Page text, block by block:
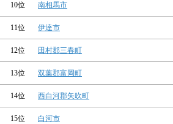
10位 南相馬市
11位 伊達市
12位 田村郡三春町
13位 双葉郡富岡町
14位 西白河郡矢吹町
15位 白河市